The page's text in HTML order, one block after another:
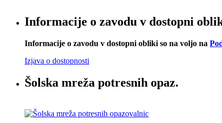
Informacije o zavodu v dostopni
Informacije o zavodu v dostopni obliki so na voljo na
Izjava o dostopnosti
Šolska mreža potresnih opaz.